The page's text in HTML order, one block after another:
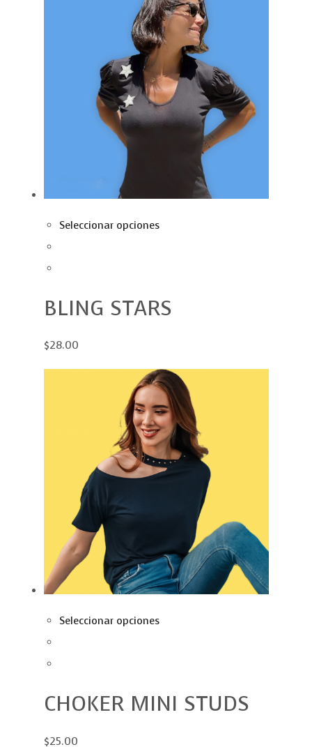
Seleccionar opciones
BLING STARS
$28.00
Seleccionar opciones
CHOKER MINI STUDS
$25.00